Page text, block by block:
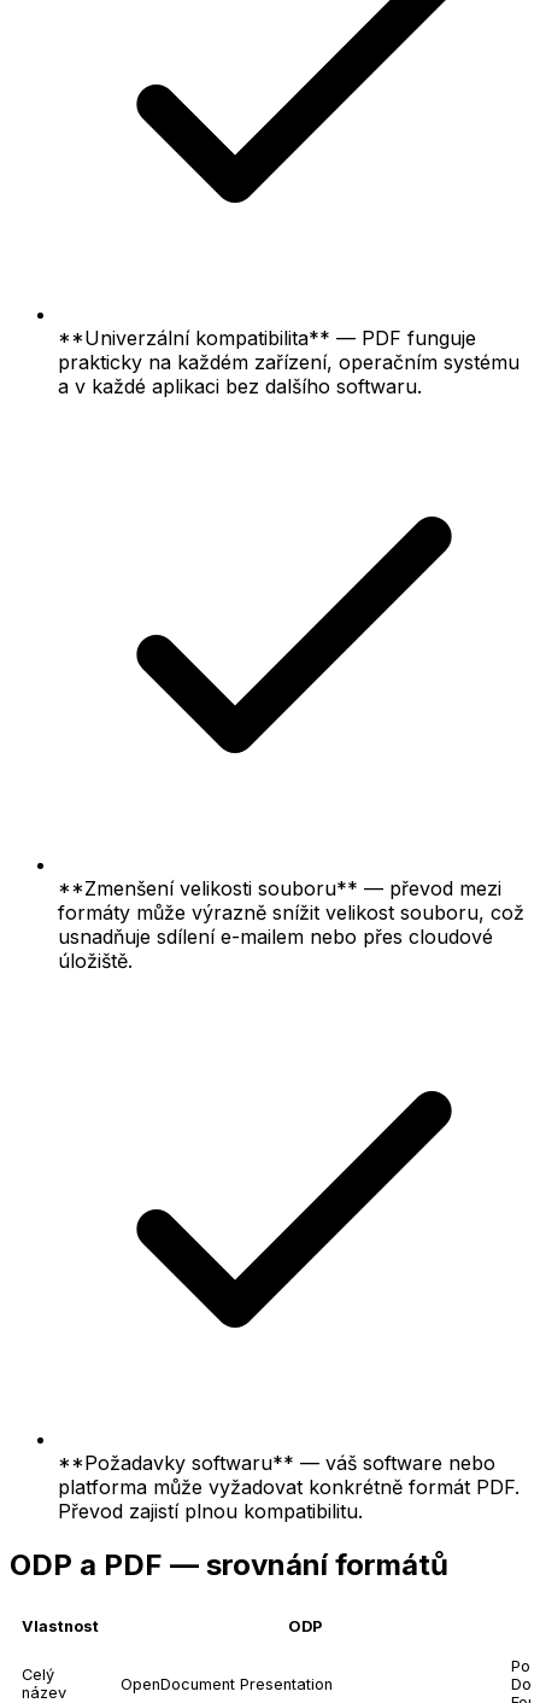
**Univerzální kompatibilita** — PDF funguje
prakticky na každém zařízení, operačním systému
a v každé aplikaci bez dalšího softwaru.
**Zmenšení velikosti souboru** — převod mezi
formáty může výrazně snížit velikost souboru, což
usnadňuje sdílení e-mailem nebo přes cloudové
úložiště.
**Požadavky softwaru** — váš software nebo
platforma může vyžadovat konkrétně formát PDF.
Převod zajistí plnou kompatibilitu.
ODP a PDF — srovnání formátů
Vlastnost ODP
Celý
název
OpenDocument Presentation